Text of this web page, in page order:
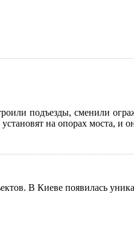
подъезды, сменили
на опорах моста, и
В Киеве появилась